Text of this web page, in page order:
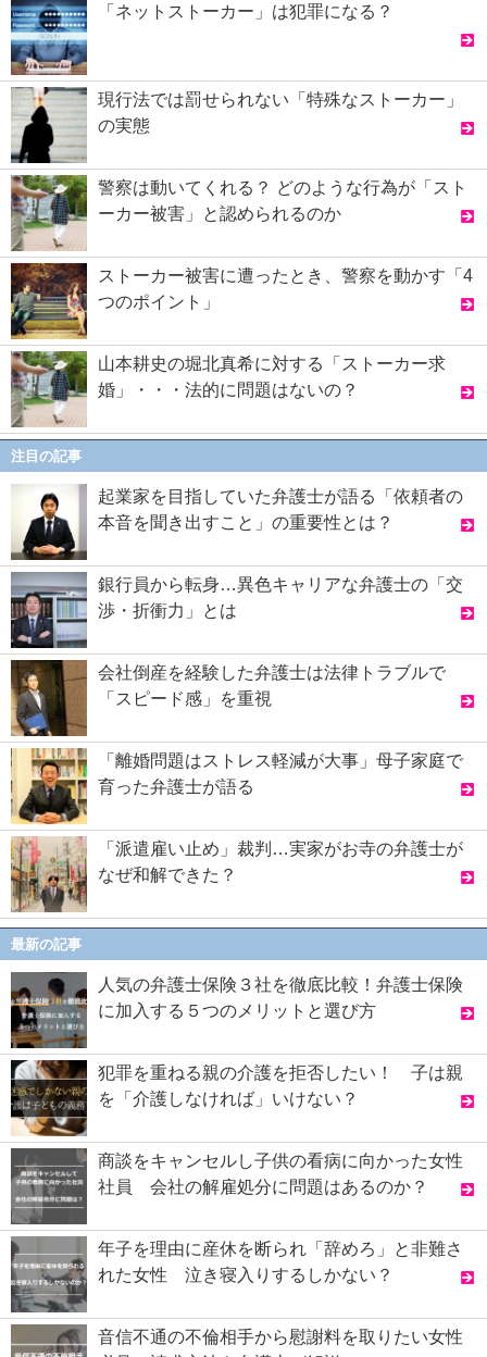
「ネットストーカー」は犯罪になる？
現行法では罰せられない「特殊なストーカー」
の実態
警察は動いてくれる？ どのような行為が「スト
ーカー被害」と認められるのか
ストーカー被害に遭ったとき、警察を動かす「4
つのポイント」
山本耕史の堀北真希に対する「ストーカー求
婚」・・・法的に問題はないの？
注目の記事
起業家を目指していた弁護士が語る「依頼者の
本音を聞き出すこと」の重要性とは？
銀行員から転身…異色キャリアな弁護士の「交
渉・折衝力」とは
会社倒産を経験した弁護士は法律トラブルで
「スピード感」を重視
「離婚問題はストレス軽減が大事」母子家庭で
育った弁護士が語る
「派遣雇い止め」裁判…実家がお寺の弁護士が
なぜ和解できた？
最新の記事
人気の弁護士保険３社を徹底比較！弁護士保険
に加入する５つのメリットと選び方
犯罪を重ねる親の介護を拒否したい！ 子は親
を「介護しなければ」いけない？
商談をキャンセルし子供の看病に向かった女性
社員 会社の解雇処分に問題はあるのか？
年子を理由に産休を断られ「辞めろ」と非難さ
れた女性 泣き寝入りするしかない？
音信不通の不倫相手から慰謝料を取りたい女性